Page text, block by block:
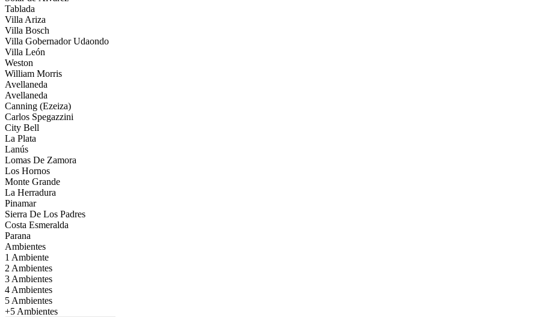
Tablada
Villa Ariza
Villa Bosch
Villa Gobernador Udaondo
Villa León
Weston
William Morris
Avellaneda
Avellaneda
Canning (Ezeiza)
Carlos Spegazzini
City Bell
La Plata
Lanús
Lomas De Zamora
Los Hornos
Monte Grande
La Herradura
Pinamar
Sierra De Los Padres
Costa Esmeralda
Parana
Ambientes
1 Ambiente
2 Ambientes
3 Ambientes
4 Ambientes
5 Ambientes
+5 Ambientes